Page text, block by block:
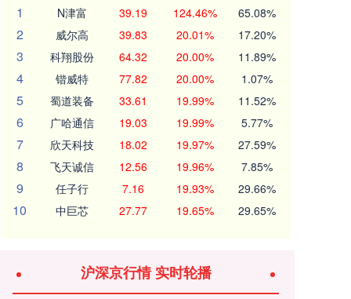
1
N津富 39.19 124.46% 65.08%
2 威尔高 39.83 20.01% 17.20%
3 科翔股份 64.32 20.00% 11.89%
4 锴威特 77.82 20.00% 1.07%
5 蜀道装备 33.61 19.99% 11.52%
6 广哈通信 19.03 19.99% 5.77%
7 欣天科技 18.02 19.97% 27.59%
8 飞天诚信 12.56 19.96% 7.85%
9 任子行 7.16 19.93% 29.66%
10 中巨芯 27.77 19.65% 29.65%
沪深京行情 实时轮播